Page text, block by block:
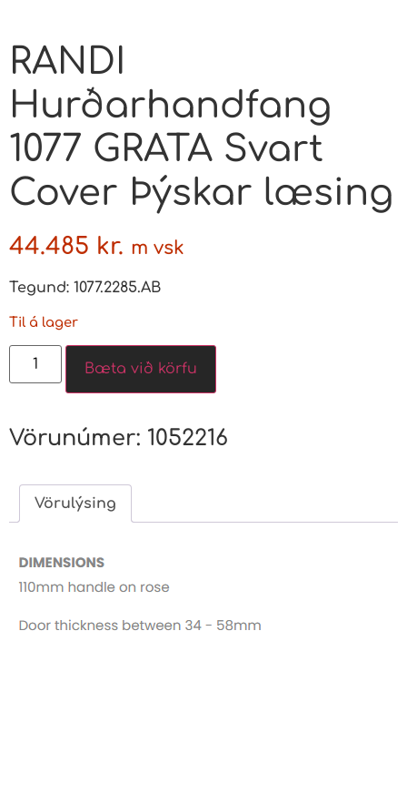
RANDI
Hurðarhandfang
1077 GRATA Svart
Cover Þýskar læsing
44.485 kr. m vsk
Tegund: 1077.2285.AB
Til á lager
Bæta við körfu
Vörunúmer: 1052216
Vörulýsing